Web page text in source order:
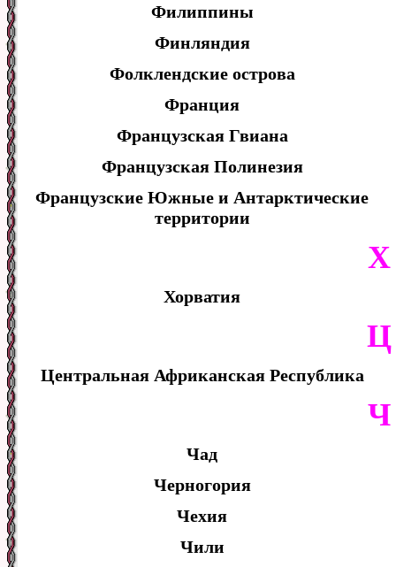
Филиппины
Финляндия
Фолклендские острова
Франция
Французская Гвиана
Французская Полинезия
Французские Южные и Антарктические
территории
Х
Хорватия
Ц
Центральная Африканская Республика
Ч
Чад
Черногория
Чехия
Чили